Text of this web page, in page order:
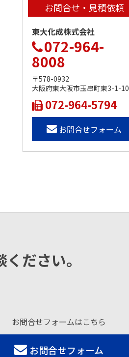
お問合せ・見積依頼
東大化成株式会社
072-964-
8008
〒578-0932
大阪府東大阪市玉串町東3-1-10
072-964-5794
お問合せフォーム
ださい。
お問合せフォームはこちら
お問合せフォーム